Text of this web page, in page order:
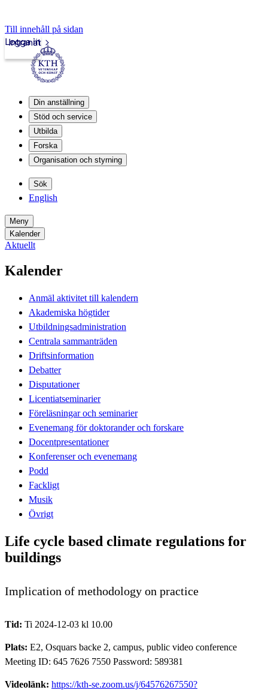
Till innehåll på sidan
Intranät
Logga in
Din anställning
Stöd och service
Utbilda
Forska
Organisation och styrning
Sök
English
Meny
Kalender
Aktuellt
Kalender
Anmäl aktivitet till kalendern
Akademiska högtider
Utbildningsadministration
Centrala sammanträden
Driftsinformation
Debatter
Disputationer
Licentiatseminarier
Föreläsningar och seminarier
Evenemang för doktorander och forskare
Docentpresentationer
Konferenser och evenemang
Podd
Fackligt
Musik
Övrigt
Life cycle based climate regulations for
buildings
Implication of methodology on practice
Tid: Ti 2024-12-03 kl 10.00
Plats: E2, Osquars backe 2, campus, public video conference
Meeting ID: 645 7626 7550 Password: 589381
Videolänk: https://kth-se.zoom.us/j/64576267550?